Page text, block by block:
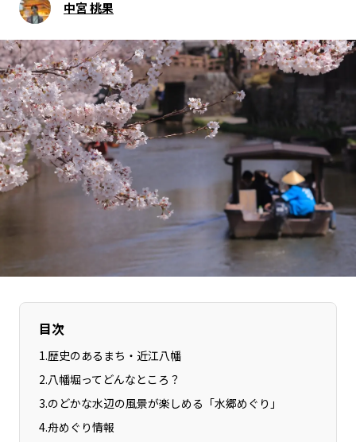
東京23区エリア
神奈川エリア
新潟エリア
富山エリア
石川エリア
福井エリア
山梨エリア
長野エリア
岐阜エリア
静岡エリア
愛知エリア
三重エリア
滋賀エリア
京都エリア
大阪市エリア
堺・泉州エリア
兵庫エリア
和歌山エリア
中宮 桃果
目次
1.歴史のあるまち・近江八幡
2.八幡堀ってどんなところ？
3.のどかな水辺の風景が楽しめる「水郷めぐり」
4.舟めぐり情報